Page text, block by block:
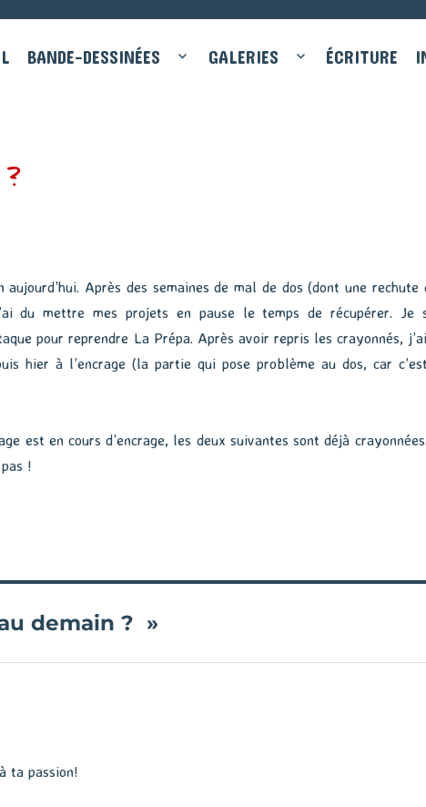
BANDE-DESSINÉES GALERIES ÉCRITURE
Après des semaines de mal de dos (dont une rechute
du mettre mes projets en pause le temps de récupérer. Je
pour reprendre La Prépa. Après avoir repris les crayonnés,
hier à l’encrage (la partie qui pose problème au dos, car
est en cours d’encrage, les deux suivantes sont déjà
!
demain ? »
ta passion!